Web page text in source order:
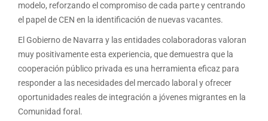
modelo, reforzando el compromiso de cada parte y centrando
el papel de CEN en la identificación de nuevas vacantes.
El Gobierno de Navarra y las entidades colaboradoras valoran
muy positivamente esta experiencia, que demuestra que la
cooperación público privada es una herramienta eficaz para
responder a las necesidades del mercado laboral y ofrecer
oportunidades reales de integración a jóvenes migrantes en la
Comunidad foral.